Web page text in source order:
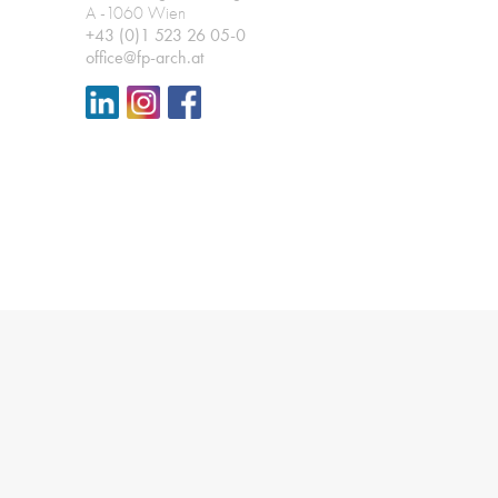
A -1060 Wien
+43 (0)1 523 26 05-0
office@fp-arch.at